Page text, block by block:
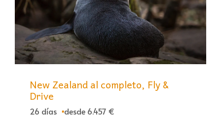
New Zealand al completo, Fly &
Drive
26 días desde 6.457 €